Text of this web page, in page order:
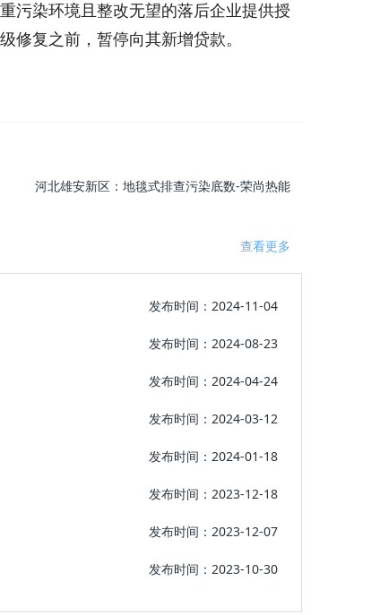
染环境且整改无望的落后企业提供授
修复之前，暂停向其新增贷款。
河北雄安新区：地毯式排查污染底数-荣尚热能
查看更多
发布时间：2024-11-04
发布时间：2024-08-23
发布时间：2024-04-24
发布时间：2024-03-12
发布时间：2024-01-18
发布时间：2023-12-18
发布时间：2023-12-07
发布时间：2023-10-30